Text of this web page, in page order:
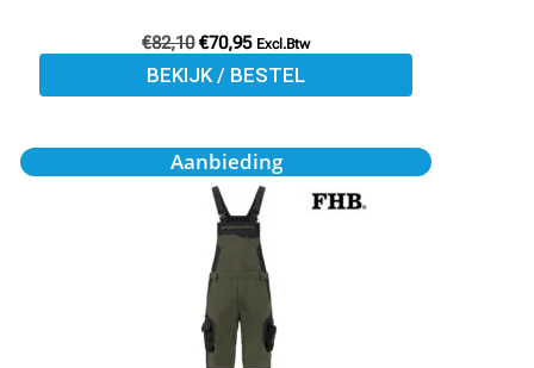
€82,10 €70,95 Excl.Btw
BEKIJK / BESTEL
Aanbieding
Oorspronkelijke
prijs
was:
€90,50.
Huidige
prijs
is:
€78,95.
Dit
product
heeft
meerdere
variaties.
Deze
optie